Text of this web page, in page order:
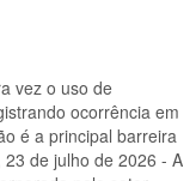
vez o uso de
ocorrência em
é a principal barreira
de julho de 2026 - A